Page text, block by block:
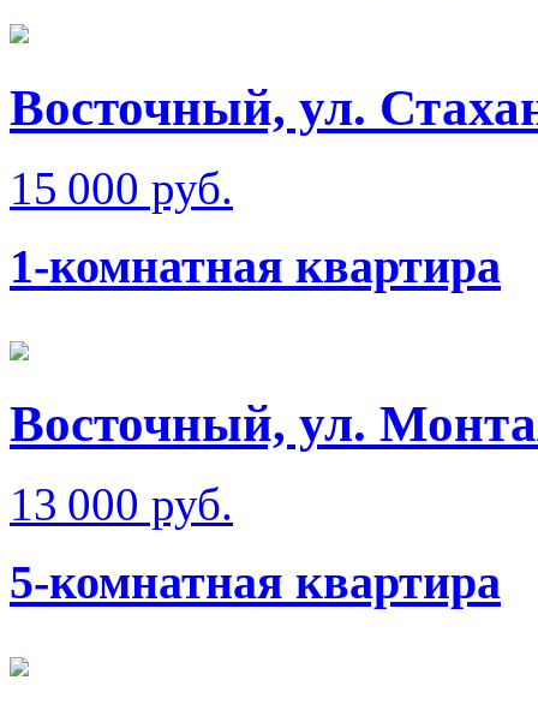
Восточный, ул.
15 000 руб.
1-комнатная квартира
Восточный, ул.
13 000 руб.
5-комнатная квартира